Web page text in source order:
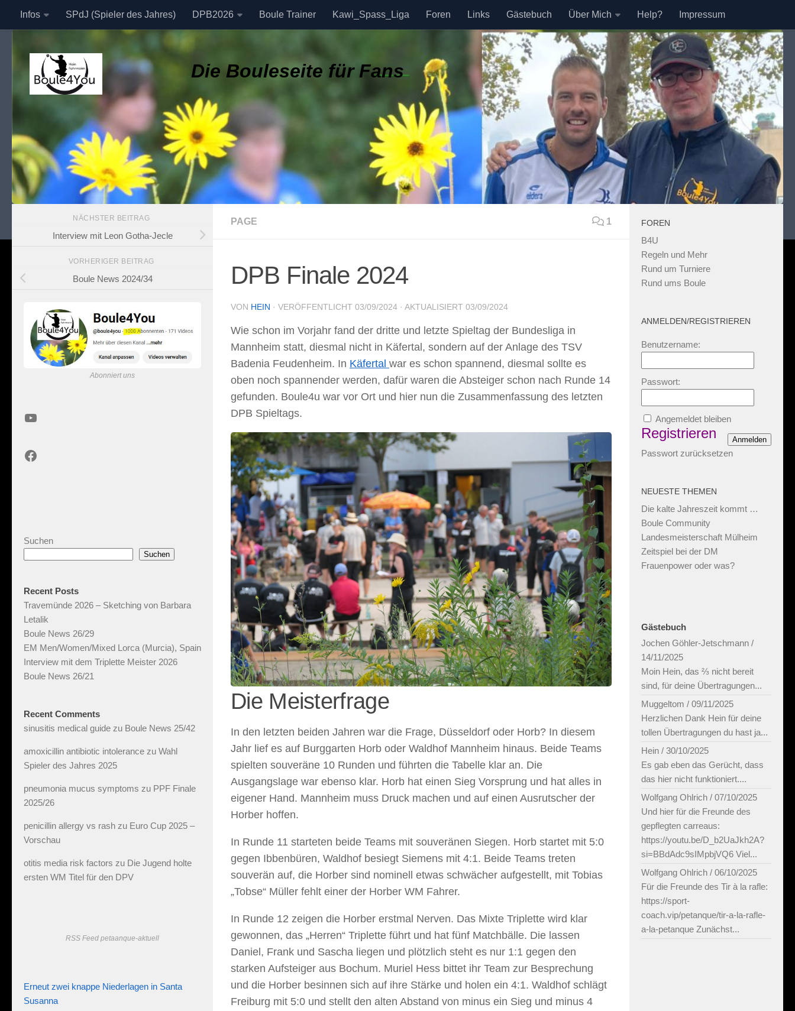
Zum Inhalt springen
Infos SPdJ (Spieler des Jahres) DPB2026 Boule Trainer Kawi_Spass_Liga Foren Links Gästebuch Über Mich Help? Impressum
Die Bouleseite für Fans
PAGE 1
DPB Finale 2024
VON HEIN · VERÖFFENTLICHT 03/09/2024 · AKTUALISIERT 03/09/2024
Wie schon im Vorjahr fand der dritte und letzte Spieltag der Bundesliga in
Mannheim statt, diesmal nicht in Käfertal, sondern auf der Anlage des TSV
Badenia Feudenheim. In Käfertal war es schon spannend, diesmal sollte es
oben noch spannender werden, dafür waren die Absteiger schon nach Runde 14
gefunden. Boule4u war vor Ort und hier nun die Zusammenfassung des letzten
DPB Spieltags.
Die Meisterfrage
In den letzten beiden Jahren war die Frage, Düsseldorf oder Horb? In diesem
Jahr lief es auf Burggarten Horb oder Waldhof Mannheim hinaus. Beide Teams
spielten souveräne 10 Runden und führten die Tabelle klar an. Die
Ausgangslage war ebenso klar. Horb hat einen Sieg Vorsprung und hat alles in
eigener Hand. Mannheim muss Druck machen und auf einen Ausrutscher der
Horber hoffen.
In Runde 11 starteten beide Teams mit souveränen Siegen. Horb startet mit 5:0
gegen Ibbenbüren, Waldhof besiegt Siemens mit 4:1. Beide Teams treten
souverän auf, die Horber sind nominell etwas schwächer aufgestellt, mit Tobias
„Tobse“ Müller fehlt einer der Horber WM Fahrer.
In Runde 12 zeigen die Horber erstmal Nerven. Das Mixte Triplette wird klar
gewonnen, das „Herren“ Triplette führt und hat fünf Matchbälle. Die lassen
Daniel, Frank und Sascha liegen und plötzlich steht es nur 1:1 gegen den
starken Aufsteiger aus Bochum. Muriel Hess bittet ihr Team zur Besprechung
und die Horber besinnen sich auf ihre Stärke und holen ein 4:1. Waldhof schlägt
Freiburg mit 5:0 und stellt den alten Abstand von minus ein Sieg und minus 4
NÄCHSTER BEITRAG
Interview mit Leon Gotha-Jecle
VORHERIGER BEITRAG
Boule News 2024/34
Abonniert uns
YouTube
Facebook
Suchen
Suchen
Recent Posts
Travemünde 2026 – Sketching von Barbara
Letalik
Boule News 26/29
EM Men/Women/Mixed Lorca (Murcia), Spain
Interview mit dem Triplette Meister 2026
Boule News 26/21
Recent Comments
sinusitis medical guide zu Boule News 25/42
amoxicillin antibiotic intolerance zu Wahl
Spieler des Jahres 2025
pneumonia mucus symptoms zu PPF Finale
2025/26
penicillin allergy vs rash zu Euro Cup 2025 –
Vorschau
otitis media risk factors zu Die Jugend holte
ersten WM Titel für den DPV
RSS Feed petaanque-aktuell
Erneut zwei knappe Niederlagen in Santa
Susanna
FOREN
B4U
Regeln und Mehr
Rund um Turniere
Rund ums Boule
ANMELDEN/REGISTRIEREN
Benutzername:
Passwort:
Angemeldet bleiben
Anmelden
Registrieren
Passwort zurücksetzen
NEUESTE THEMEN
Die kalte Jahreszeit kommt …
Boule Community
Landesmeisterschaft Mülheim
Zeitspiel bei der DM
Frauenpower oder was?
Gästebuch
Jochen Göhler-Jetschmann /
14/11/2025
Moin Hein, das ⅔ nicht bereit
sind, für deine Übertragungen...
Muggeltom / 09/11/2025
Herzlichen Dank Hein für deine
tollen Übertragungen du hast ja...
Hein / 30/10/2025
Es gab eben das Gerücht, dass
das hier nicht funktioniert....
Wolfgang Ohlrich / 07/10/2025
Und hier für die Freunde des
gepflegten carreaus:
https://youtu.be/D_b2UaJkh2A?
si=BBdAdc9sIMpbjVQ6 Viel...
Wolfgang Ohlrich / 06/10/2025
Für die Freunde des Tir à la rafle:
https://sport-
coach.vip/petanque/tir-a-la-rafle-
a-la-petanque Zunächst...